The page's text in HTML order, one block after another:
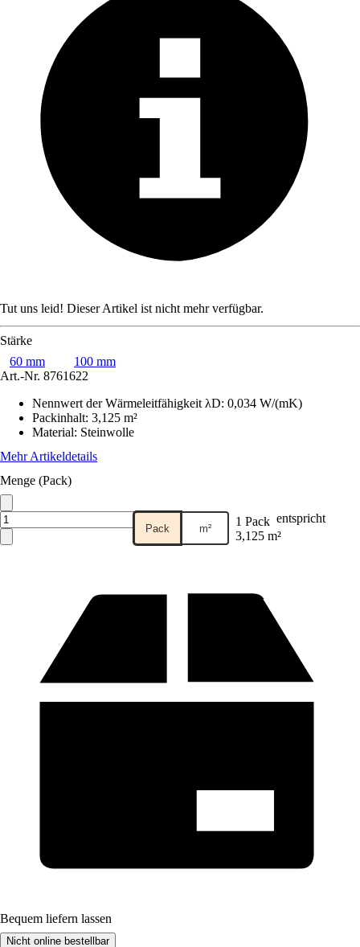
Tut uns leid! Dieser Artikel ist nicht mehr verfügbar.
Stärke
60 mm
100 mm
Art.-Nr. 8761622
Nennwert der Wärmeleitfähigkeit λD: 0,034 W/(mK)
Packinhalt: 3,125 m²
Material: Steinwolle
Mehr Artikeldetails
Menge (Pack)
Pack m² 1 Pack entspricht
3,125 m²
Bequem liefern lassen
Nicht online bestellbar